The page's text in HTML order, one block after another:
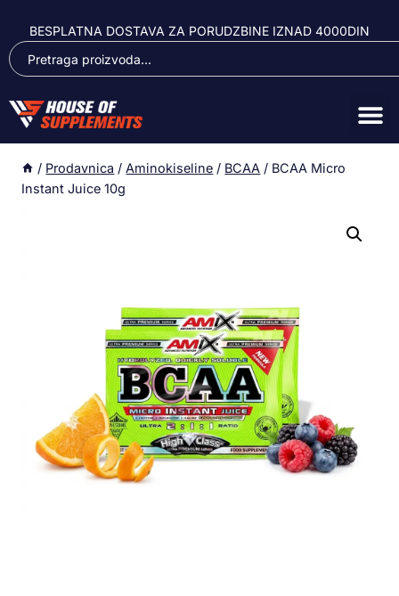
BESPLATNA DOSTAVA ZA PORUDZBINE IZNAD 4000DIN
/ Prodavnica / Aminokiseline / BCAA / BCAA Micro
Instant Juice 10g